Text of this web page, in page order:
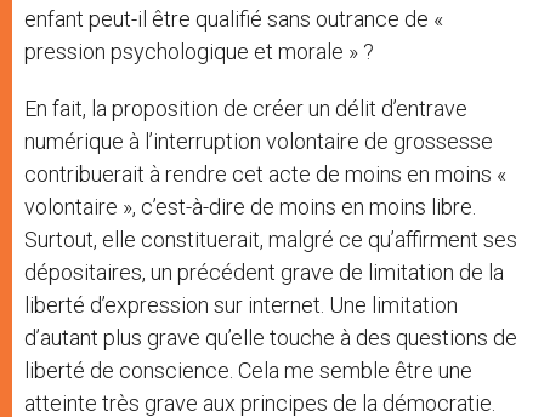
enfant peut-il être qualifié sans outrance de «
pression psychologique et morale » ?
En fait, la proposition de créer un délit d’entrave
numérique à l’interruption volontaire de grossesse
contribuerait à rendre cet acte de moins en moins «
volontaire », c’est-à-dire de moins en moins libre.
Surtout, elle constituerait, malgré ce qu’affirment ses
dépositaires, un précédent grave de limitation de la
liberté d’expression sur internet. Une limitation
d’autant plus grave qu’elle touche à des questions de
liberté de conscience. Cela me semble être une
atteinte très grave aux principes de la démocratie.